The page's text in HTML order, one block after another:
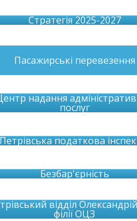
Стратегія 2025-2027
Пасажирські перевезення
надання
послуг
податкова
Безбар'єрність
відділ
філії ОЦЗ